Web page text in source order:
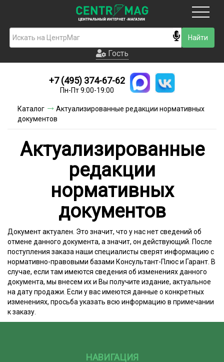
Гость
Новинки
Условия доставки
Контакты
Акции и скидки
Гость
+7 (495) 374-67-62
Пн-Пт 9:00-19:00
Каталог
Актуализированные редакции нормативных
документов
Актуализированные
редакции
нормативных
документов
Документ актуален. Это значит, что у нас нет сведений об
отмене данного документа, а значит, он действующий. После
поступления заказа наши специалисты сверят информацию с
нормативно-правовыми базами Консультант-Плюс и Гарант. В
случае, если там имеются сведения об изменениях данного
документа, мы внесем их и Вы получите издание, актуальное
на дату продажи. Если у вас имеются данные о конкретных
изменениях, просьба указать всю информацию в примечании
к заказу.
НАВИГАЦИЯ